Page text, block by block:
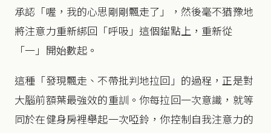
承認「喔，我的心思剛剛飄走了」，然後毫不猶豫地
將注意力重新綁回「呼吸」這個錨點上，重新從
「一」開始數起。
這種「發現飄走、不帶批判地拉回」的過程，正是對
大腦前額葉最強效的重訓。你每拉回一次意識，就等
同於在健身房裡舉起一次啞鈴，你控制自我注意力的